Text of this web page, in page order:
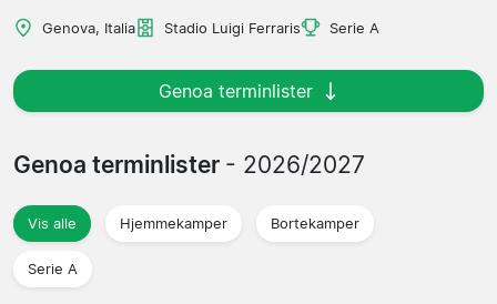
Genova, Italia Stadio Luigi Ferraris Serie A
Genoa terminlister
Genoa terminlister - 2026/2027
Vis alle Hjemmekamper Bortekamper
Serie A